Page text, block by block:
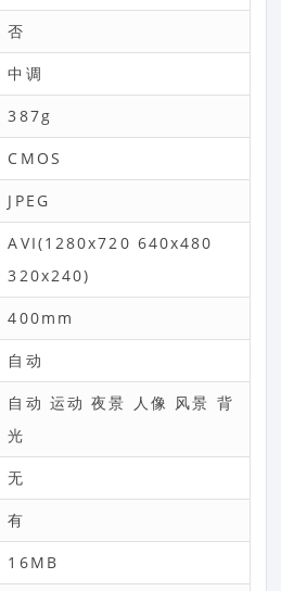
否
中调
387g
CMOS
JPEG
AVI(1280x720 640x480
320x240)
400mm
自动
自动 运动 夜景 人像 风景 背
光
无
有
16MB